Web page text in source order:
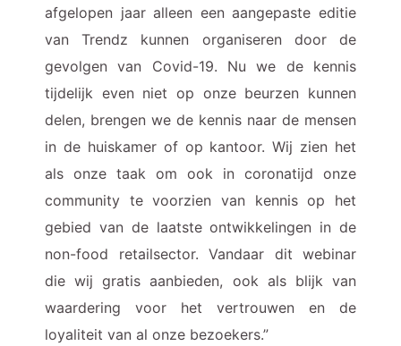
afgelopen jaar alleen een aangepaste editie
van Trendz kunnen organiseren door de
gevolgen van Covid-19. Nu we de kennis
tijdelijk even niet op onze beurzen kunnen
delen, brengen we de kennis naar de mensen
in de huiskamer of op kantoor. Wij zien het
als onze taak om ook in coronatijd onze
community te voorzien van kennis op het
gebied van de laatste ontwikkelingen in de
non-food retailsector. Vandaar dit webinar
die wij gratis aanbieden, ook als blijk van
waardering voor het vertrouwen en de
loyaliteit van al onze bezoekers.”